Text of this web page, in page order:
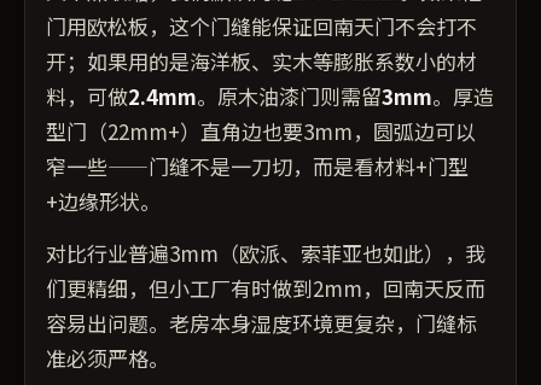
门用欧松板，这个门缝能保证回南天门不会打不
开；如果用的是海洋板、实木等膨胀系数小的材
料，可做2.4mm。原木油漆门则需留3mm。厚造
型门（22mm+）直角边也要3mm，圆弧边可以
窄一些——门缝不是一刀切，而是看材料+门型
+边缘形状。
对比行业普遍3mm（欧派、索菲亚也如此），我
们更精细，但小工厂有时做到2mm，回南天反而
容易出问题。老房本身湿度环境更复杂，门缝标
准必须严格。